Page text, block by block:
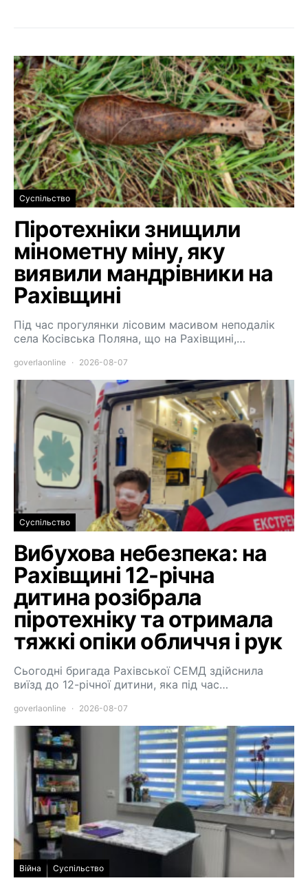
Суспільство
Піротехніки знищили
мінометну міну, яку
виявили мандрівники на
Рахівщині
Під час прогулянки лісовим масивом неподалік
села Косівська Поляна, що на Рахівщині,…
goverlaonline 2026-08-07
Суспільство
Вибухова небезпека: на
Рахівщині 12-річна
дитина розібрала
піротехніку та отримала
тяжкі опіки обличчя і рук
Сьогодні бригада Рахівської СЕМД здійснила
виїзд до 12-річної дитини, яка під час…
goverlaonline 2026-08-07
Війна Суспільство